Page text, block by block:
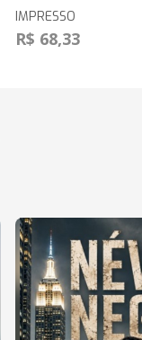
IMPRESSO
R$ 68,33